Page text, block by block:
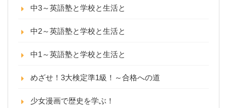
中3～英語塾と学校と生活と
中2～英語塾と学校と生活と
中1～英語塾と学校と生活と
めざせ！3大検定準1級！～合格への道
少女漫画で歴史を学ぶ！